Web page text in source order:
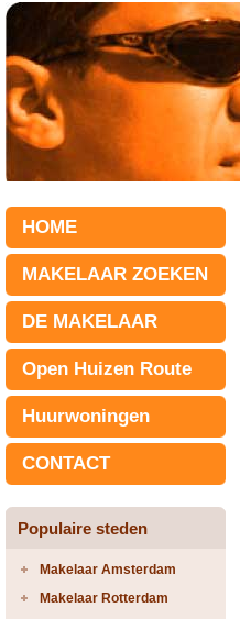
HOME
MAKELAAR ZOEKEN
DE MAKELAAR
Open Huizen Route
Huurwoningen
CONTACT
Populaire steden
Makelaar Amsterdam
Makelaar Rotterdam